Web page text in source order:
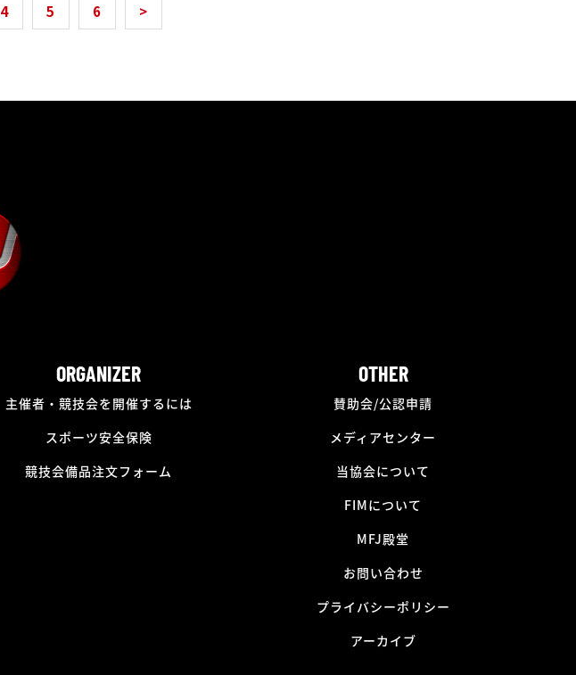
4 5 6 >
ORGANIZER
主催者・競技会を開催するには
スポーツ安全保険
競技会備品注文フォーム
OTHER
賛助会/公認申請
メディアセンター
当協会について
FIMについて
MFJ殿堂
お問い合わせ
プライバシーポリシー
アーカイブ